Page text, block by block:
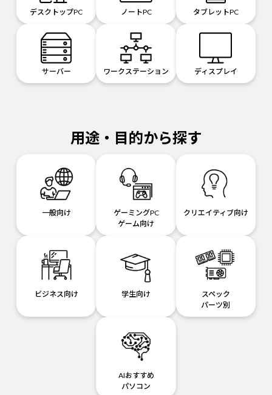
デスクトップPC ノートPC タブレットPC
サーバー ワークステーション ディスプレイ
用途・目的から探す
一般向け
ゲーミングPC
ゲーム向け
クリエイティブ向け
ビジネス向け 学生向け
スペック
パーツ別
AIおすすめ
パソコン